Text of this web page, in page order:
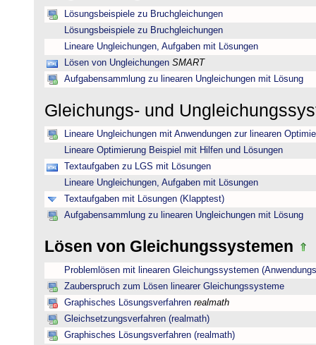
Lösungsbeispiele zu Bruchgleichungen
Lösungsbeispiele zu Bruchgleichungen
Lineare Ungleichungen, Aufgaben mit Lösungen
Lösen von Ungleichungen SMART
Aufgabensammlung zu linearen Ungleichungen mit Lösung
Gleichungs- und
Lineare Ungleichungen mit Anwendungen zur linearen
Lineare Optimierung Beispiel mit Hilfen und Lösungen
Textaufgaben zu LGS mit Lösungen
Lineare Ungleichungen, Aufgaben mit Lösungen
Textaufgaben mit Lösungen (Klapptest)
Aufgabensammlung zu linearen Ungleichungen mit Lösung
Lösen von Gleichungssystemen
Problemlösen mit linearen Gleichungssystemen
Zauberspruch zum Lösen linearer Gleichungssysteme
Graphisches Lösungsverfahren realmath
Gleichsetzungsverfahren (realmath)
Graphisches Lösungsverfahren (realmath)